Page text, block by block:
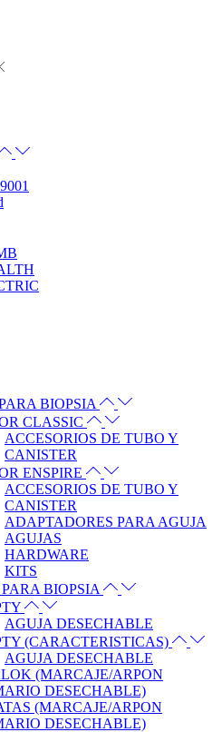
BIOPSIA
CLASSIC
ACCESORIOS DE TUBO Y
CANISTER
ENSPIRE
ACCESORIOS DE TUBO Y
CANISTER
ADAPTADORES PARA AGUJA
AGUJAS
HARDWARE
KITS
BIOPSIA
AGUJA DESECHABLE
(CARACTERISTICAS)
AGUJA DESECHABLE
(MARCAJE/ARPON
DESECHABLE)
(MARCAJE/ARPON
DESECHABLE)